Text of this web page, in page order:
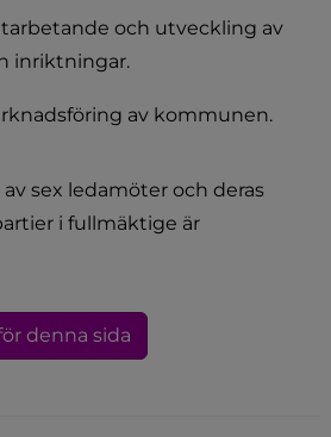
och utveckling av
inriktningar.
av kommunen.
sex ledamöter och deras
i fullmäktige är
denna sida